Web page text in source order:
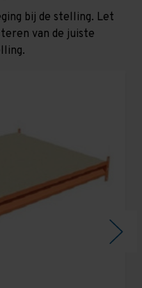
bij de stelling. Let
van de juiste